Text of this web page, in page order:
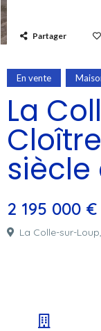
En vente
La
siècle
2 195 000 €
La Colle-sur-
Partager